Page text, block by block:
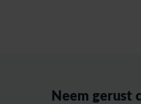
Neem gerust